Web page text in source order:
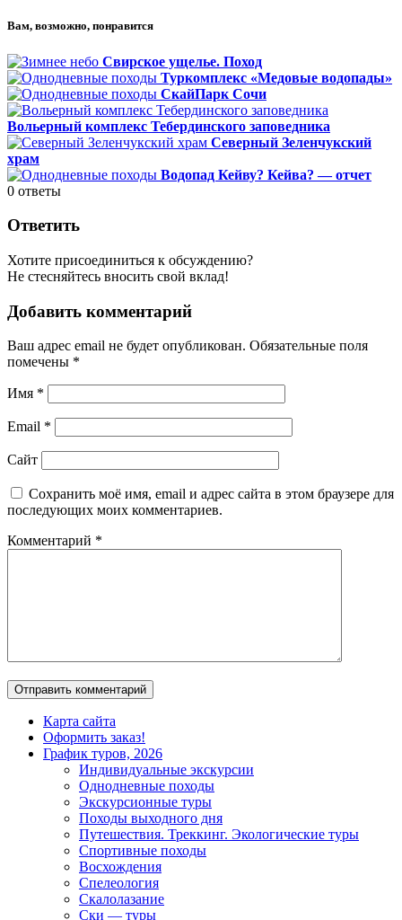
Вам, возможно, понравится
Свирское ущелье. Поход
Туркомплекс «Медовые водопады»
СкайПарк Сочи
Вольерный комплекс Тебердинского заповедника
Северный Зеленчукский
храм
Водопад Кейву? Кейва? — отчет
0 ответы
Ответить
Хотите присоединиться к обсуждению?
Не стесняйтесь вносить свой вклад!
Добавить комментарий
Ваш адрес email не будет опубликован. Обязательные поля
помечены *
Имя *
Email *
Сайт
Сохранить моё имя, email и адрес сайта в этом браузере для
последующих моих комментариев.
Комментарий *
Карта сайта
Оформить заказ!
График туров, 2026
Индивидуальные экскурсии
Однодневные походы
Экскурсионные туры
Походы выходного дня
Путешествия. Треккинг. Экологические туры
Спортивные походы
Восхождения
Спелеология
Скалолазание
Ски — туры